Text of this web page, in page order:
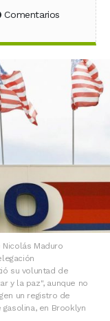
Facebook
en X (Twitter)
en WhatsApp
Comentarios
Maduro
su voluntad de
y la paz", aunque no
un registro de
en Brooklyn